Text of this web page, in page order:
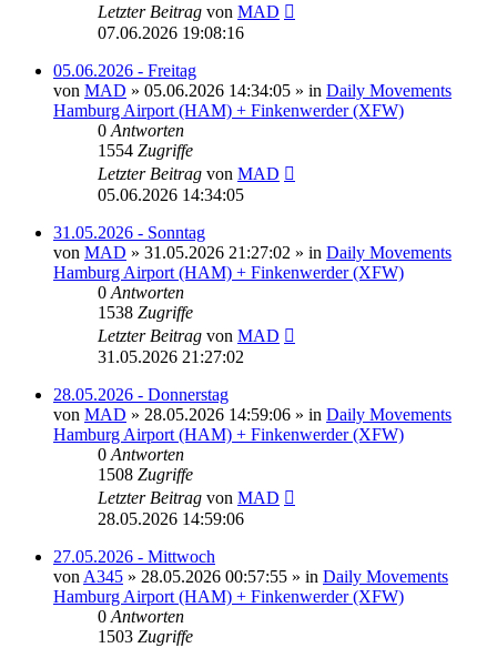
Letzter Beitrag von MAD
07.06.2026 19:08:16
05.06.2026 - Freitag
von MAD » 05.06.2026 14:34:05 » in Daily Movements
Hamburg Airport (HAM) + Finkenwerder (XFW)
0 Antworten
1554 Zugriffe
Letzter Beitrag von MAD
05.06.2026 14:34:05
31.05.2026 - Sonntag
von MAD » 31.05.2026 21:27:02 » in Daily Movements
Hamburg Airport (HAM) + Finkenwerder (XFW)
0 Antworten
1538 Zugriffe
Letzter Beitrag von MAD
31.05.2026 21:27:02
28.05.2026 - Donnerstag
von MAD » 28.05.2026 14:59:06 » in Daily Movements
Hamburg Airport (HAM) + Finkenwerder (XFW)
0 Antworten
1508 Zugriffe
Letzter Beitrag von MAD
28.05.2026 14:59:06
27.05.2026 - Mittwoch
von A345 » 28.05.2026 00:57:55 » in Daily Movements
Hamburg Airport (HAM) + Finkenwerder (XFW)
0 Antworten
1503 Zugriffe